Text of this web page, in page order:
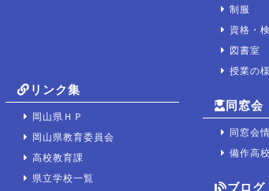
制服
資格・
図書室
授業の
リンク集
岡山県ＨＰ
岡山県教育委員会
高校教育課
県立学校一覧
同窓会
同窓会
備作高校
ブログ